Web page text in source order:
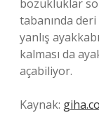
bozukluklar
tabanında
yanlış
kalması da
açabiliyor.
Kaynak: